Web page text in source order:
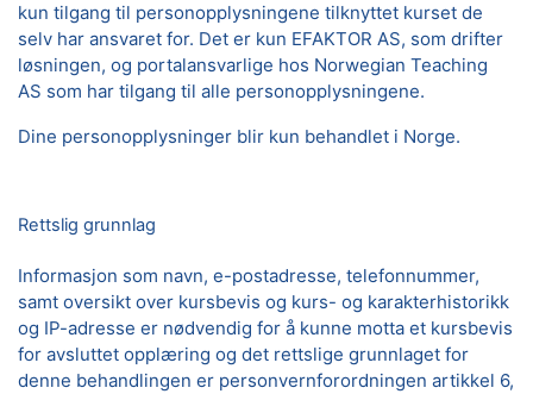
kun tilgang til personopplysningene tilknyttet kurset de
selv har ansvaret for. Det er kun EFAKTOR AS, som drifter
løsningen, og portalansvarlige hos Norwegian Teaching
AS som har tilgang til alle personopplysningene.
Dine personopplysninger blir kun behandlet i Norge.
Rettslig grunnlag
Informasjon som navn, e-postadresse, telefonnummer,
samt oversikt over kursbevis og kurs- og karakterhistorikk
og IP-adresse er nødvendig for å kunne motta et kursbevis
for avsluttet opplæring og det rettslige grunnlaget for
denne behandlingen er personvernforordningen artikkel 6,